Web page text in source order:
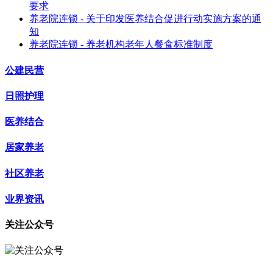
要求
养老院连锁 - 关于印发医养结合促进行动实施方案的通
知
养老院连锁 - 养老机构老年人餐食标准制度
公建民营
日照护理
医养结合
居家养老
社区养老
业界资讯
关注公众号